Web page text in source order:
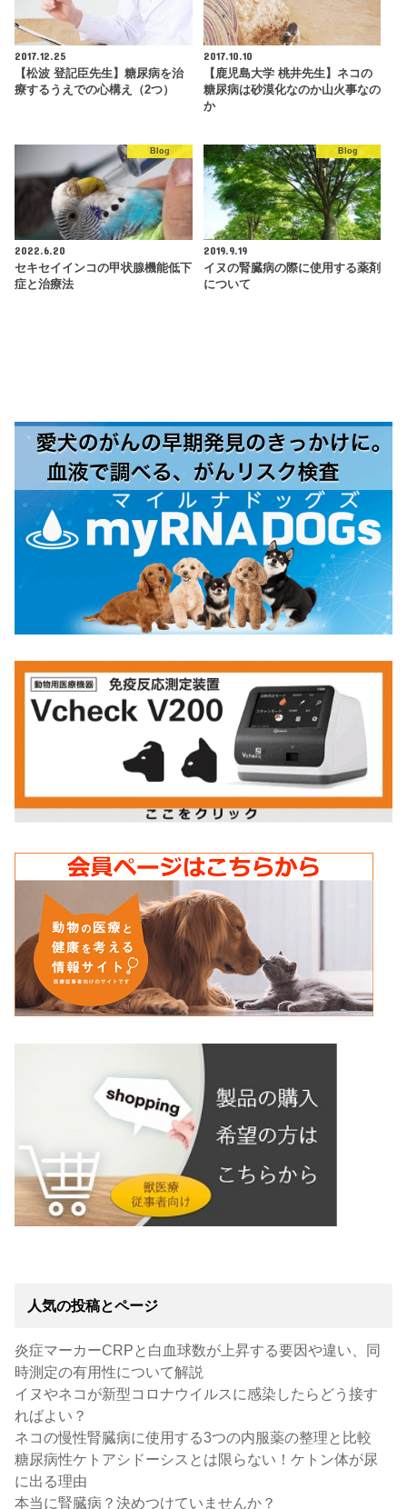
2017.12.25
【松波 登記臣先生】糖尿病を治
療するうえでの心構え（2つ）
2017.10.10
【鹿児島大学 桃井先生】ネコの
糖尿病は砂漠化なのか山火事なの
か
Blog
2022.6.20
セキセイインコの甲状腺機能低下
症と治療法
Blog
2019.9.19
イヌの腎臓病の際に使用する薬剤
について
人気の投稿とページ
炎症マーカーCRPと白血球数が上昇する要因や違い、同
時測定の有用性について解説
イヌやネコが新型コロナウイルスに感染したらどう接す
ればよい？
ネコの慢性腎臓病に使用する3つの内服薬の整理と比較
糖尿病性ケトアシドーシスとは限らない！ケトン体が尿
に出る理由
本当に腎臓病？決めつけていませんか？